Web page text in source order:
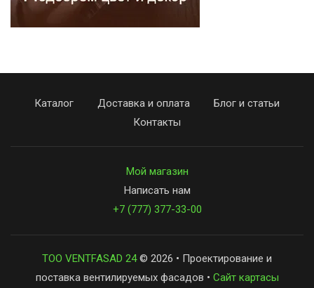
Каталог Доставка и оплата
Блог и статьи
Контакты
Мой магазин
Написать нам
+7 (777) 377-33-00
ТОО VENTFASAD 24© 2026 • Проектирование и
поставка вентилируемых фасадов • Сайт картасы